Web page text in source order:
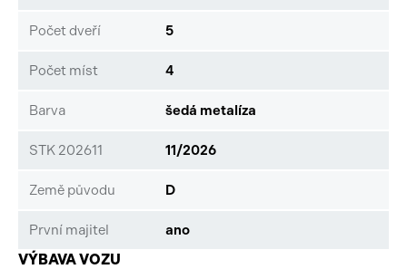
Počet dveří 5
Počet míst 4
Barva šedá metalíza
STK 202611 11/2026
Země původu D
První majitel ano
VÝBAVA VOZU